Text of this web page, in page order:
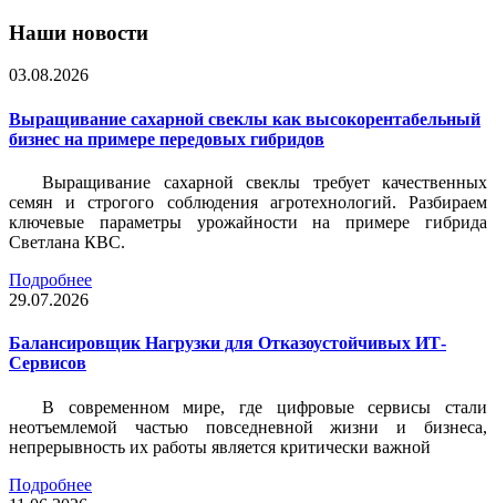
Наши новости
03.08.2026
Выращивание сахарной свеклы как высокорентабельный
бизнес на примере передовых гибридов
Выращивание сахарной свеклы требует качественных
семян и строгого соблюдения агротехнологий. Разбираем
ключевые параметры урожайности на примере гибрида
Светлана КВС.
Подробнее
29.07.2026
Балансировщик Нагрузки для Отказоустойчивых ИТ-
Сервисов
В современном мире, где цифровые сервисы стали
неотъемлемой частью повседневной жизни и бизнеса,
непрерывность их работы является критически важной
Подробнее